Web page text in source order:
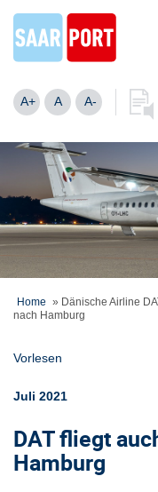
A+ A A-
Home » Dänische Airline
nach Hamburg
Vorlesen
Juli 2021
DAT fliegt
Hamburg